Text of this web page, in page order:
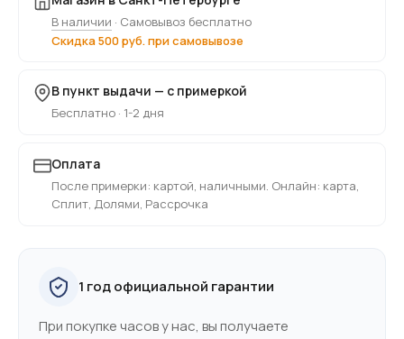
В наличии · Самовывоз бесплатно
Скидка 500 руб. при самовывозе
В пункт выдачи — с примеркой
Бесплатно · 1-2 дня
Оплата
После примерки: картой, наличными. Онлайн: карта,
Сплит, Долями, Рассрочка
1 год официальной гарантии
При покупке часов у нас, вы получаете